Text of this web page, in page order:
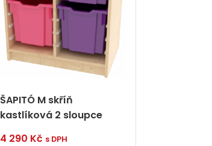
ŠAPITÓ M skříň
kastlíková 2 sloupce
4 290 Kč s DPH